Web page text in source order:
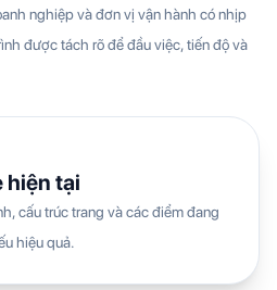
nghiệp và đơn vị vận hành có nhịp
được tách rõ để đầu việc, tiến độ và
hiện tại
cấu trúc trang và các điểm đang
hiệu quả.